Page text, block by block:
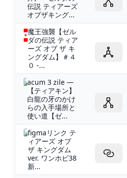
伝説 ティアーズ
オブザキング...
魔王強襲【ゼル
ダの伝説 ティア
ーズ オブ ザ キ
ングダム】＃４
０ -...
acum 3 zile —
【ティアキン】
白龍の牙のかけ
らの入手場所と
使い道【ゼ...
figmaリンク テ
ィアーズ オブ
ザ キングダム
ver. ワンホビ38
新...